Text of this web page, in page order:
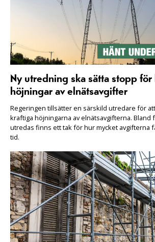
Ny utredning ska sätta stopp
höjningar av elnätsavgifter
Regeringen tillsätter en särskild utredare för
kraftiga höjningarna av elnätsavgifterna. Bland
utredas finns ett tak för hur mycket avgifterna
tid.